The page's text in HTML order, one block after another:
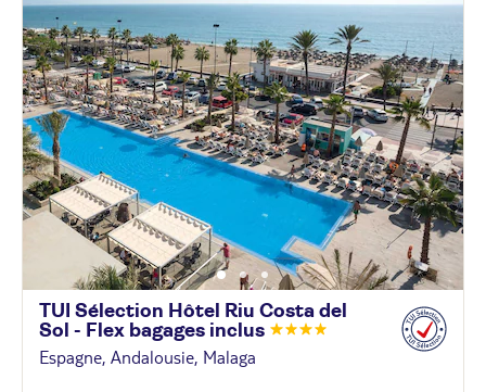
TUI Sélection Hôtel Riu Costa del
Sol - Flex bagages inclus
Espagne, Andalousie, Malaga